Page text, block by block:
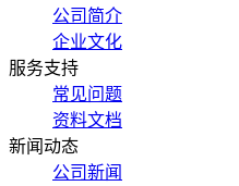
公司简介
企业文化
服务支持
常见问题
资料文档
新闻动态
公司新闻